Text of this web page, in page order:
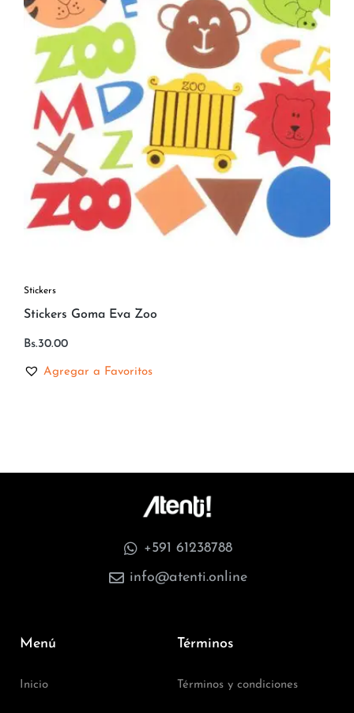
Stickers
Stickers Goma Eva Zoo
Bs.30.00
Agregar a Favoritos
+591 61238788
info@atenti.online
Menú
Inicio
Términos
Términos y condiciones